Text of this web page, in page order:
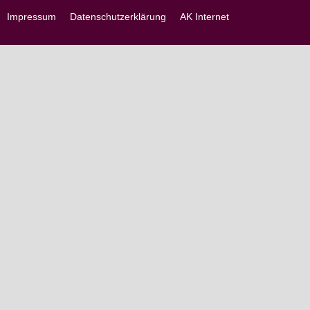
Impressum Datenschutzerklärung AK Internet